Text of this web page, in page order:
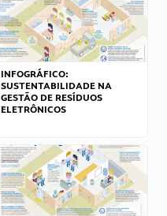
INFOGRÁFICO:
SUSTENTABILIDADE NA
GESTÃO DE RESÍDUOS
ELETRÔNICOS